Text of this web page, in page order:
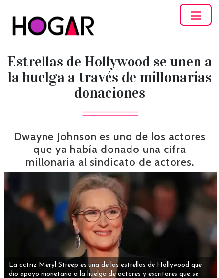
Estrellas de Hollywood se unen a
la huelga a través de millonarias
donaciones
Dwayne Johnson es uno de los actores
que ya había donado una cifra
millonaria al sindicato de actores.
La actriz Meryl Streep es una de las estrellas de Hollywood que
dio apoyo monetario a la huelga de actores y escritores que se